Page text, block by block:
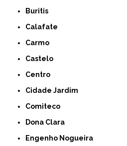
Buritis
Calafate
Carmo
Castelo
Centro
Cidade Jardim
Comiteco
Dona Clara
Engenho Nogueira